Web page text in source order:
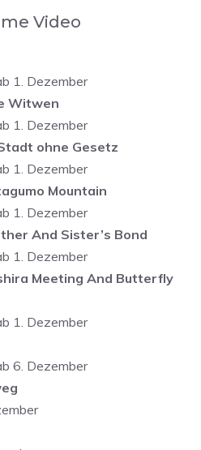
Video
1. Dezember
Witwen
1. Dezember
ohne Gesetz
1. Dezember
Mountain
1. Dezember
And Sister’s Bond
1. Dezember
Meeting And Butterfly
1. Dezember
6. Dezember